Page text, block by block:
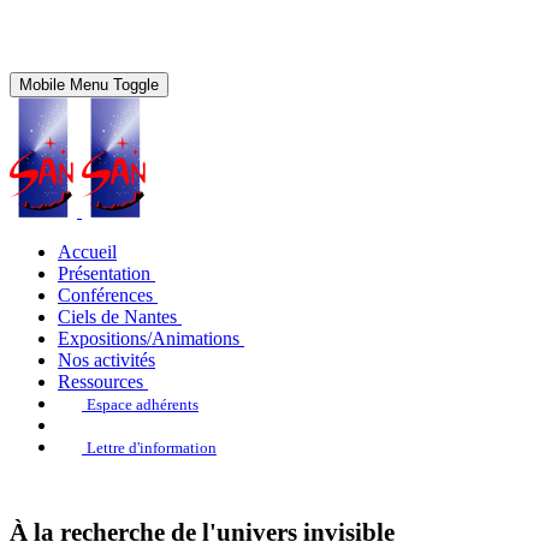
Mobile Menu Toggle
Accueil
Présentation
Conférences
Ciels de Nantes
Expositions/Animations
Nos activités
Ressources
Espace adhérents
Lettre d'information
À la recherche de l'univers invisible